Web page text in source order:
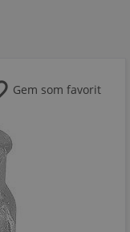
Gem som favorit